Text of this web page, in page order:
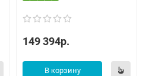
149 394р.
В корзину